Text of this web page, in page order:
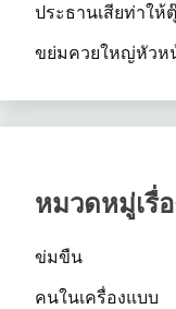
ประธานเสียท่าให้
ขย่มควยใหญ่หัวห
หมวดหมู่เรื่อ
ข่มขืน
คนในเครื่องแบบ